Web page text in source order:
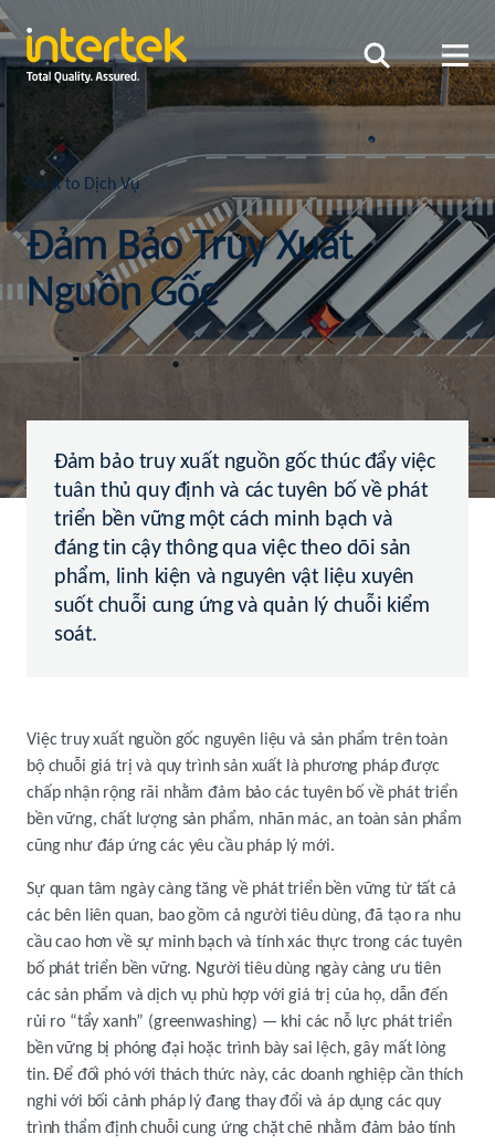
Back to Dịch Vụ
Đảm Bảo Truy Xuất
Nguồn Gốc
Đảm bảo truy xuất nguồn gốc thúc đẩy việc
tuân thủ quy định và các tuyên bố về phát
triển bền vững một cách minh bạch và
đáng tin cậy thông qua việc theo dõi sản
phẩm, linh kiện và nguyên vật liệu xuyên
suốt chuỗi cung ứng và quản lý chuỗi kiểm
soát.
Việc truy xuất nguồn gốc nguyên liệu và sản phẩm trên toàn
bộ chuỗi giá trị và quy trình sản xuất là phương pháp được
chấp nhận rộng rãi nhằm đảm bảo các tuyên bố về phát triển
bền vững, chất lượng sản phẩm, nhãn mác, an toàn sản phẩm
cũng như đáp ứng các yêu cầu pháp lý mới.
Sự quan tâm ngày càng tăng về phát triển bền vững từ tất cả
các bên liên quan, bao gồm cả người tiêu dùng, đã tạo ra nhu
cầu cao hơn về sự minh bạch và tính xác thực trong các tuyên
bố phát triển bền vững. Người tiêu dùng ngày càng ưu tiên
các sản phẩm và dịch vụ phù hợp với giá trị của họ, dẫn đến
rủi ro “tẩy xanh” (greenwashing) — khi các nỗ lực phát triển
bền vững bị phóng đại hoặc trình bày sai lệch, gây mất lòng
tin. Để đối phó với thách thức này, các doanh nghiệp cần thích
nghi với bối cảnh pháp lý đang thay đổi và áp dụng các quy
trình thẩm định chuỗi cung ứng chặt chẽ nhằm đảm bảo tính